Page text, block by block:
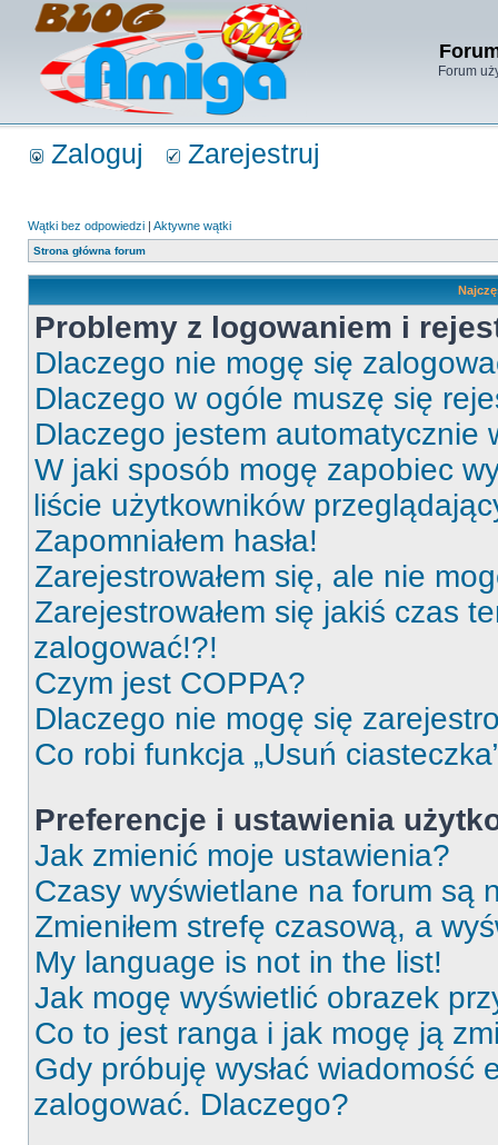
Forum
Zaloguj Zarejestruj
Wątki bez odpowiedzi | Aktywne wątki
Strona główna forum
Problemy z logowaniem i
Dlaczego nie mogę się
Dlaczego w ogóle muszę się
Dlaczego jestem automatycznie
W jaki sposób mogę zapobiec
liście użytkowników
Zapomniałem hasła!
Zarejestrowałem się, ale nie
Zarejestrowałem się jakiś czas
zalogować!?!
Czym jest COPPA?
Dlaczego nie mogę się
Co robi funkcja „Usuń
Preferencje i ustawienia
Jak zmienić moje ustawienia?
Czasy wyświetlane na forum są
Zmieniłem strefę czasową, a
My language is not in the list!
Jak mogę wyświetlić obrazek
Co to jest ranga i jak mogę ją
Gdy próbuję wysłać wiadomość
zalogować. Dlaczego?